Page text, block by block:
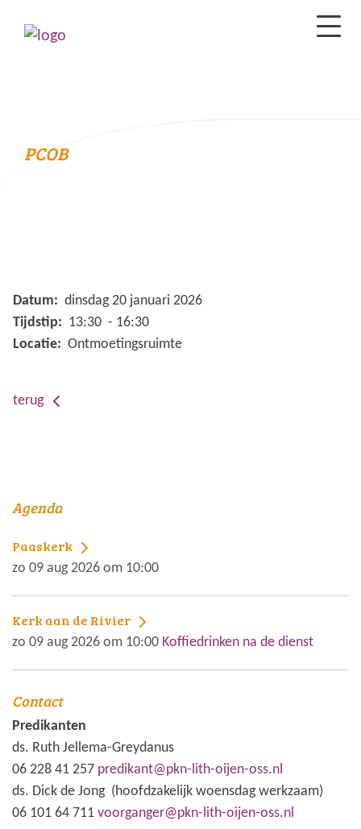
PCOB
Datum: dinsdag 20 januari 2026
Tijdstip: 13:30 - 16:30
Locatie: Ontmoetingsruimte
terug
Agenda
Paaskerk
zo 09 aug 2026 om 10:00
Kerk aan de Rivier
zo 09 aug 2026 om 10:00 Koffiedrinken na de dienst
Contact
Predikanten
ds. Ruth Jellema-Greydanus
06 228 41 257 predikant@pkn-lith-oijen-oss.nl
ds. Dick de Jong (hoofdzakelijk woensdag werkzaam)
06 101 64 711 voorganger@pkn-lith-oijen-oss.nl